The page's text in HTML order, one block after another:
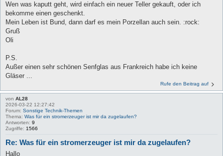
Wen was kaputt geht, wird einfach ein neuer Teller gekauft, oder ich
bekomme einen geschenkt.
Mein Leben ist Bund, dann darf es mein Porzellan auch sein. :rock:
Gruß
Oli
P.S.
Außer einen sehr schönen Senfglas aus Frankreich habe ich keine
Gläser ...
Rufe den Beitrag auf
von AL28
2026-03-22 12:27:42
Forum: Sonstige Technik-Themen
Thema: Was für ein stromerzeuger ist mir da zugelaufen?
Antworten: 9
Zugriffe: 1566
Re: Was für ein stromerzeuger ist mir da zugelaufen?
Hallo